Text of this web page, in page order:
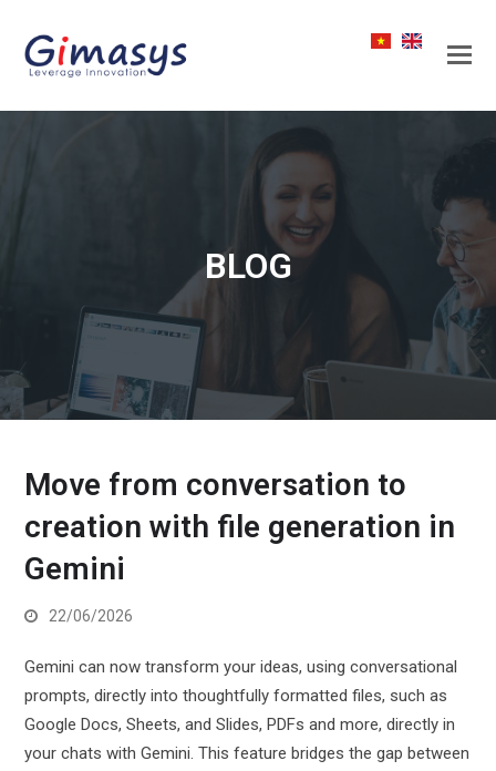
BLOG
Move from conversation to
creation with file generation in
Gemini
22/06/2026
Gemini can now transform your ideas, using conversational
prompts, directly into thoughtfully formatted files, such as
Google Docs, Sheets, and Slides, PDFs and more, directly in
your chats with Gemini. This feature bridges the gap between